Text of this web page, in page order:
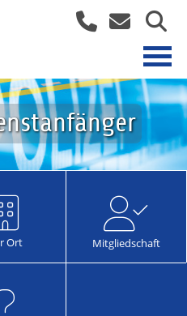
Ort Mitgliedschaft